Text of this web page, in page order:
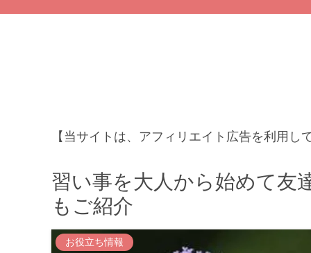
【当サイトは、アフィリエイト広告を利用し
習い事を大人から始めて友
もご紹介
お役立ち情報